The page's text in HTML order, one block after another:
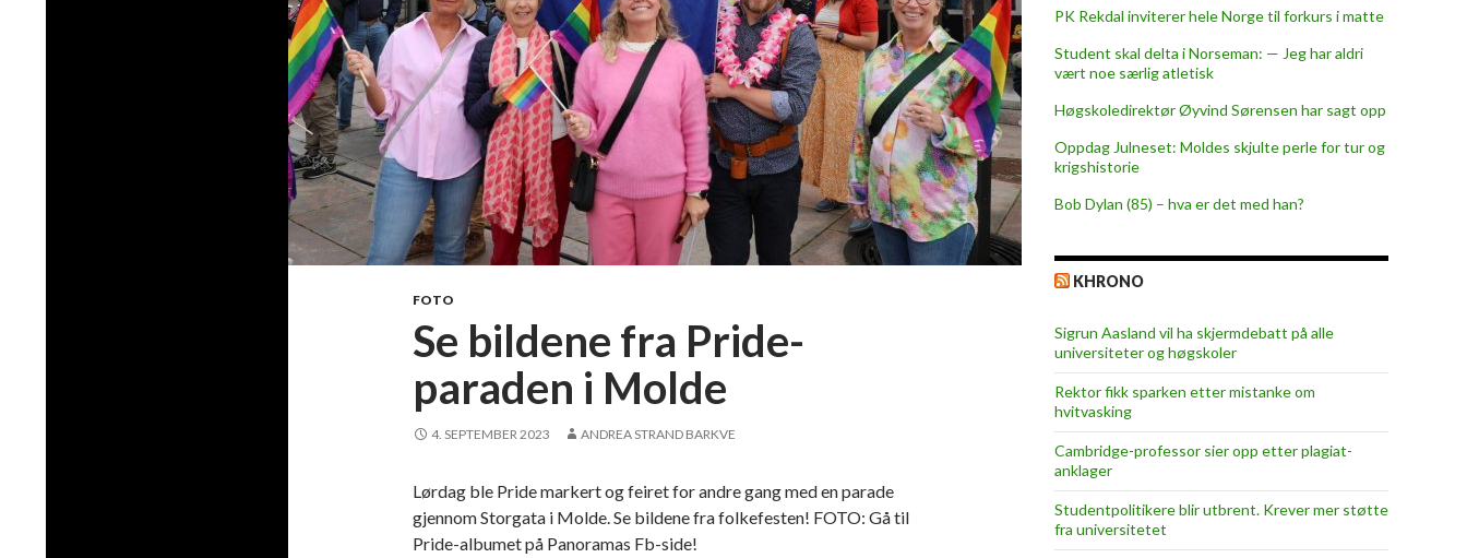
FOTO
Se bildene fra Pride-
paraden i Molde
4. SEPTEMBER 2023 ANDREA STRAND BARKVE
Lørdag ble Pride markert og feiret for andre gang med en parade
gjennom Storgata i Molde. Se bildene fra folkefesten! FOTO: Gå til
Pride-albumet på Panoramas Fb-side!
PK Rekdal inviterer hele Norge til forkurs i matte
Student skal delta i Norseman: — Jeg har aldri
vært noe særlig atletisk
Høgskoledirektør Øyvind Sørensen har sagt opp
Oppdag Julneset: Moldes skjulte perle for tur og
krigshistorie
Bob Dylan (85) – hva er det med han?
KHRONO
Sigrun Aasland vil ha skjerm­debatt på alle
universiteter og høgskoler
Rektor fikk sparken etter mistanke om
hvitvasking
Cambridge-professor sier opp etter plagiat-
anklager
Studentpolitikere blir utbrent. Krever mer støtte
fra universitetet